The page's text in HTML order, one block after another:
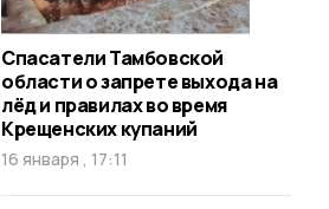
Спасатели Тамбовской
области о запрете выхода на
лёд и правилах во время
Крещенских купаний
16 января , 17:11